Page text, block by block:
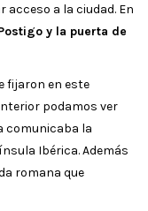
acceso a la ciudad. En
y la puerta de
fijaron en este
podamos ver
comunicaba la
Ibérica. Además
romana que